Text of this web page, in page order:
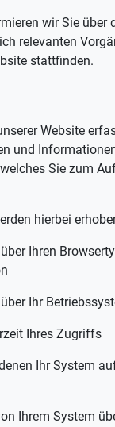
wir Sie über
relevanten
stattfinden.
Website
und
Sie zum
hierbei
Ihren
Ihr
Ihres Zugriffs
Ihr System
Ihrem System